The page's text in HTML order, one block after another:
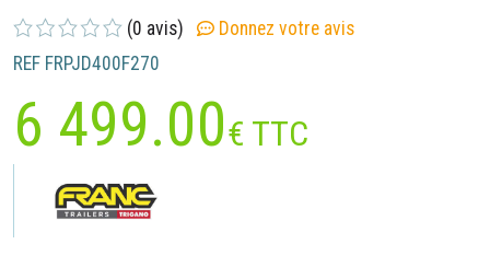
(0 avis)
Donnez votre avis
REF FRPJD400F270
6 499.00€ TTC